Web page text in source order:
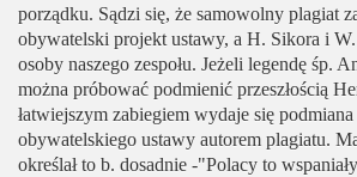
porządku. Sądzi się, że samowolny plagiat
obywatelski projekt ustawy, a H. Sikora i
osoby naszego zespołu. Jeżeli legendę śp.
można próbować podmienić przeszłością
łatwiejszym zabiegiem wydaje się
obywatelskiego ustawy autorem plagiatu.
określał to b. dosadnie -"Polacy to